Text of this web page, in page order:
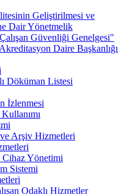
Geliştirilmesi ve
Dair Yönetmelik
Güvenliği Genelgesi"
Daire Başkanlığı
Döküman Listesi
İzlenmesi
Arşiv Hizmetleri
Cihaz Yönetimi
Sistemi
Odaklı Hizmetler